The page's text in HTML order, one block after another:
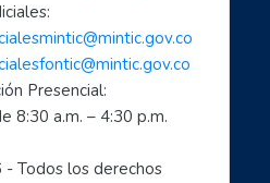
el mundo digital
para el teletrabaj...
dispositivos móviles: celu...
con el mundo tus cono...
Presencial:
8:30 a.m. – 4:30 p.m.
- Todos los derechos